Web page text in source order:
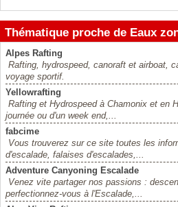
Thématique proche de Eaux
Alpes Rafting
Rafting, hydrospeed, canoraft et airboat,
voyage sportif.
Yellowrafting
Rafting et Hydrospeed à Chamonix et en
journée ou d'un week end,...
fabcime
Vous trouverez sur ce site toutes les
d'escalade, falaises d'escalades,...
Adventure Canyoning Escalade
Venez vite partager nos passions :
perfectionnez-vous à l'Escalade,...